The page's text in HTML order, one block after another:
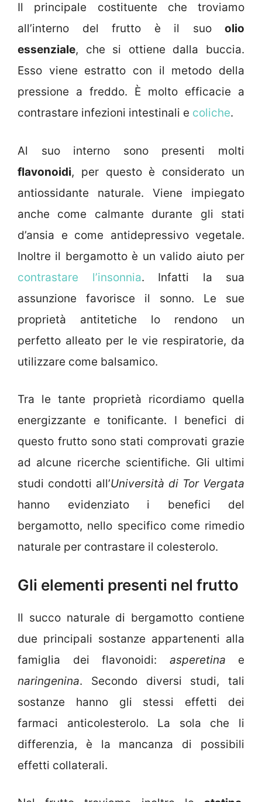
Il principale costituente che troviamo
all’interno del frutto è il suo olio
essenziale, che si ottiene dalla buccia.
Esso viene estratto con il metodo della
pressione a freddo. È molto efficacie a
contrastare infezioni intestinali e coliche.
Al suo interno sono presenti molti
flavonoidi, per questo è considerato un
antiossidante naturale. Viene impiegato
anche come calmante durante gli stati
d’ansia e come antidepressivo vegetale.
Inoltre il bergamotto è un valido aiuto per
contrastare l’insonnia. Infatti la sua
assunzione favorisce il sonno. Le sue
proprietà antitetiche lo rendono un
perfetto alleato per le vie respiratorie, da
utilizzare come balsamico.
Tra le tante proprietà ricordiamo quella
energizzante e tonificante. I benefici di
questo frutto sono stati comprovati grazie
ad alcune ricerche scientifiche. Gli ultimi
studi condotti all’Università di Tor Vergata
hanno evidenziato i benefici del
bergamotto, nello specifico come rimedio
naturale per contrastare il colesterolo.
Gli elementi presenti nel frutto
Il succo naturale di bergamotto contiene
due principali sostanze appartenenti alla
famiglia dei flavonoidi: asperetina e
naringenina. Secondo diversi studi, tali
sostanze hanno gli stessi effetti dei
farmaci anticolesterolo. La sola che li
differenzia, è la mancanza di possibili
effetti collaterali.